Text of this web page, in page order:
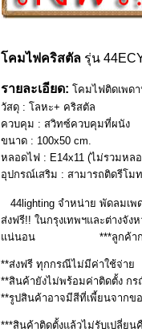
โคมไฟคริสตัล รุ่น
รายละเอียด: โคมไฟติดเพด
วัสดุ : โลหะ+ คริสตัล
ควบคุม : สวิทซ์ควบคุมที่ผนัง
ขนาด : 100x50 cm.
หลอดไฟ : E14x11 (ไม่รวมหล
อุปกรณ์เสริม : สามารถติดรีโม
44lighting จำหน่าย พัดลมเพ
ส่งฟรี!! ในกรุงเทพฯและต่างจั
แน่นอน ***ลูกค้ากรุงเท
**ส่งฟรี ทุกกรณีไม่มีค่าใช้จ่าย
**สินค้ายังไม่พร้อมค่าติดตั้ง ก
**รูปสินค้าอาจมีสีที่เพี้ยนจากขอ
***สินค้าติดตั้งแล้วไม่รับเปลี่ย